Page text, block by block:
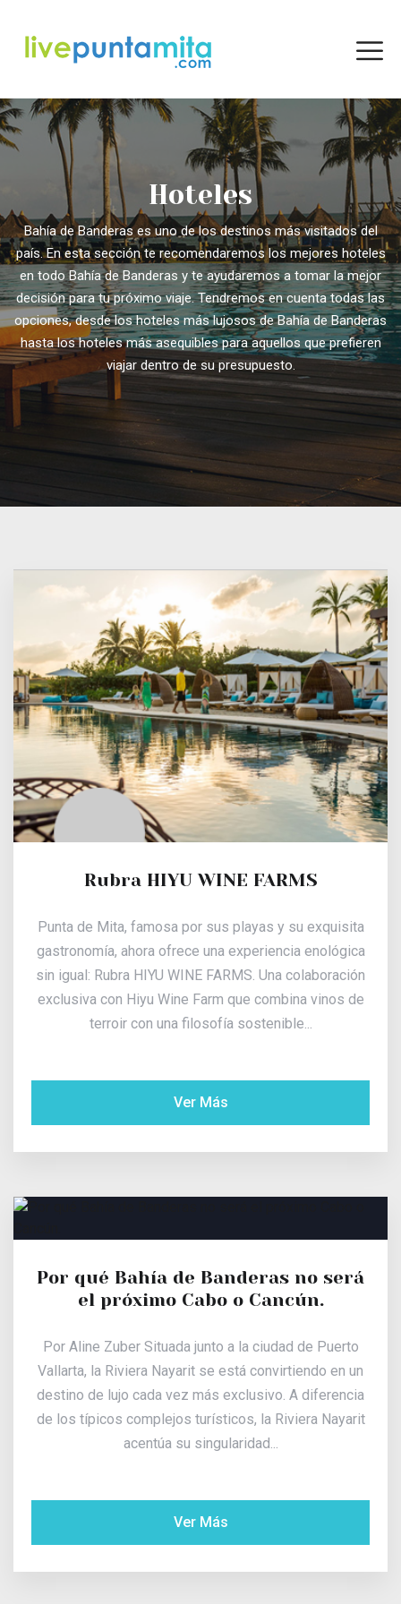
Hoteles
Bahía de Banderas es uno de los destinos más visitados del
país. En esta sección te recomendaremos los mejores hoteles
en todo Bahía de Banderas y te ayudaremos a tomar la mejor
decisión para tu próximo viaje. Tendremos en cuenta todas las
opciones, desde los hoteles más lujosos de Bahía de Banderas
hasta los hoteles más asequibles para aquellos que prefieren
viajar dentro de su presupuesto.
Rubra HIYU WINE FARMS
Punta de Mita, famosa por sus playas y su exquisita
gastronomía, ahora ofrece una experiencia enológica
sin igual: Rubra HIYU WINE FARMS. Una colaboración
exclusiva con Hiyu Wine Farm que combina vinos de
terroir con una filosofía sostenible...
Ver Más
Por qué Bahía de Banderas no será
el próximo Cabo o Cancún.
Por Aline Zuber Situada junto a la ciudad de Puerto
Vallarta, la Riviera Nayarit se está convirtiendo en un
destino de lujo cada vez más exclusivo. A diferencia
de los típicos complejos turísticos, la Riviera Nayarit
acentúa su singularidad...
Ver Más